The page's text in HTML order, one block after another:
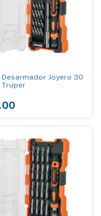
Desarmador Joyero 30
Truper